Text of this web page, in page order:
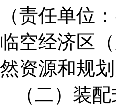
（责任单位
临空经济区
然资源和规
（二）装